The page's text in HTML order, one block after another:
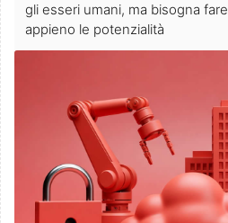
gli esseri umani, ma bisogna
appieno le potenzialità